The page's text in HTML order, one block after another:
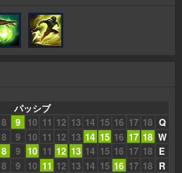
パッシブ
8 9 10 11 12 13 14 15 16 17 18 Q
8 9 10 11 12 13 14 15 16 17 18 W
8 9 10 11 12 13 14 15 16 17 18 E
8 9 10 11 12 13 14 15 16 17 18 R